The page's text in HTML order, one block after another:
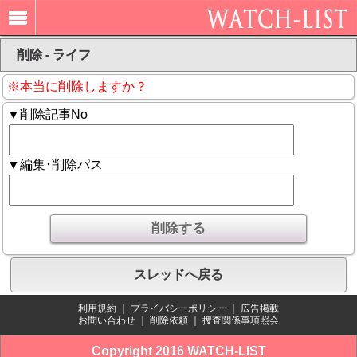
削除 - ライフ
※本当に削除しますか？
▼削除記事No
▼編集･削除パス
スレッドへ戻る
利用規約 プライバシーポリシー
広告掲載
お問い合わせ
削除依頼 捜査関係事項照会
Copyright 2016 WATCH-LIST